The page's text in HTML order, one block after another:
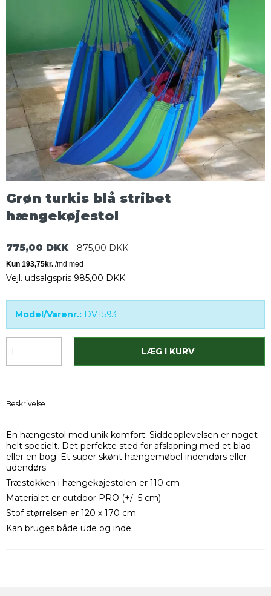
Grøn turkis blå stribet
hængekøjestol
775,00 DKK 875,00 DKK
Vejl. udsalgspris 985,00 DKK
Model/Varenr.: DVT593
LÆG I KURV
Beskrivelse
En hængestol med unik komfort. Siddeoplevelsen er noget
helt specielt. Det perfekte sted for afslapning med et blad
eller en bog. Et super skønt hængemøbel indendørs eller
udendørs.
Træstokken i hængekøjestolen er 110 cm
Materialet er outdoor PRO (+/- 5 cm)
Stof størrelsen er 120 x 170 cm
Kan bruges både ude og inde.